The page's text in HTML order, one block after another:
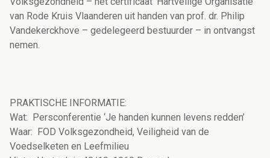
van Rode Kruis Vlaanderen uit handen van prof. dr. Philip
Vandekerckhove – gedelegeerd bestuurder – in ontvangst
nemen.
PRAKTISCHE INFORMATIE:
Wat: Persconferentie ‘Je handen kunnen levens redden’
Waar: FOD Volksgezondheid, Veiligheid van de
Voedselketen en Leefmilieu